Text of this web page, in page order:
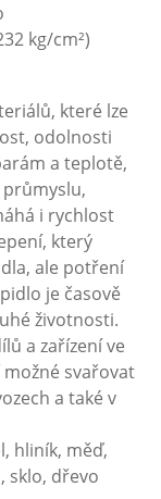
kg/cm²)
které lze
odolnosti
a teplotě,
i rychlost
který
ale potření
je časově
životnosti.
a zařízení ve
svařovat
a také v
hliník, měď,
sklo, dřevo